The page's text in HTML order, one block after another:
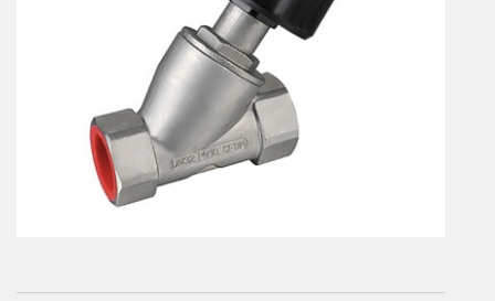
Auxiliaires de raccordement
Électrovannes tous fluides
DISTRIBUTEURS
Commande à pédale
Commande électrique